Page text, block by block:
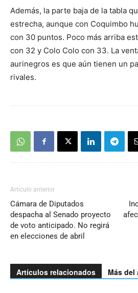
Además, la parte baja de la tabla
estrecha, aunque con Coquimbo
con 30 puntos. Poco más arriba
con 32 y Colo Colo con 33. La
aurinegros es que aún tienen un
rivales.
Artículo anterior
Cámara de Diputados
despacha al Senado proyecto
de voto anticipado. No regirá
en elecciones de abril
Artículos relacionados Más del